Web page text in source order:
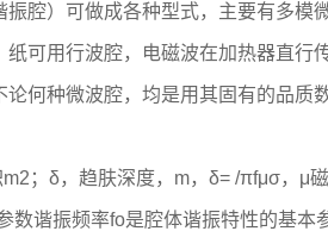
）可做成各种型式，主要有多模
可用行波腔，电磁波在加热器直
何种微波腔，均是用其固有的品质
δ，趋肤深度，m，δ= /πfμσ，μ
谐振频率fo是腔体谐振特性的基本